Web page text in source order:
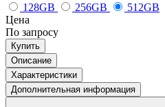
128GB
256GB
512GB
Цена
По запросу
Купить
Описание
Характеристики
Дополнительная информация